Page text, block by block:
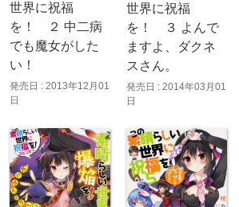
世界に祝福
を！ ２ 中二病
でも魔女がした
い！
発売日 : 2013年12月01
日
世界に祝福
を！ ３ よんで
ますよ、ダクネ
スさん。
発売日 : 2014年03月01
日